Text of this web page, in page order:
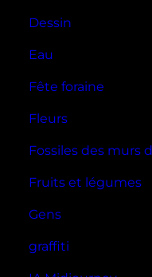
Dessin
Eau
Fête foraine
Fleurs
Fossiles des murs
Fruits et légumes
Gens
graffiti